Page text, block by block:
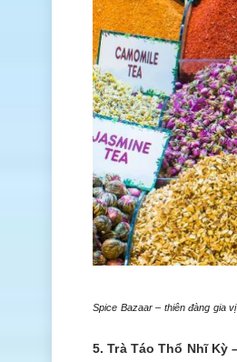
Spice Bazaar – thiên đàng gia
5. Trà Táo Thổ Nhĩ Kỳ